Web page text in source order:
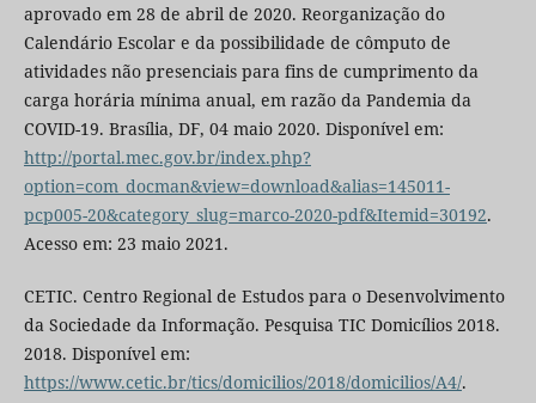
aprovado em 28 de abril de 2020. Reorganização do
Calendário Escolar e da possibilidade de cômputo de
atividades não presenciais para fins de cumprimento da
carga horária mínima anual, em razão da Pandemia da
COVID-19. Brasília, DF, 04 maio 2020. Disponível em:
http://portal.mec.gov.br/index.php?
option=com_docman&view=download&alias=145011-
pcp005-20&category_slug=marco-2020-pdf&Itemid=30192.
Acesso em: 23 maio 2021.
CETIC. Centro Regional de Estudos para o Desenvolvimento
da Sociedade da Informação. Pesquisa TIC Domicílios 2018.
2018. Disponível em:
https://www.cetic.br/tics/domicilios/2018/domicilios/A4/.